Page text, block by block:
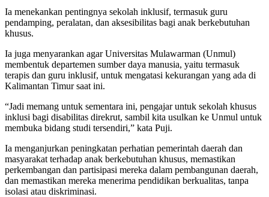
Ia menekankan pentingnya sekolah inklusif, termasuk guru
pendamping, peralatan, dan aksesibilitas bagi anak berkebutuhan
khusus.
Ia juga menyarankan agar Universitas Mulawarman (Unmul)
membentuk departemen sumber daya manusia, yaitu termasuk
terapis dan guru inklusif, untuk mengatasi kekurangan yang ada di
Kalimantan Timur saat ini.
“Jadi memang untuk sementara ini, pengajar untuk sekolah khusus
inklusi bagi disabilitas direkrut, sambil kita usulkan ke Unmul untuk
membuka bidang studi tersendiri,” kata Puji.
Ia menganjurkan peningkatan perhatian pemerintah daerah dan
masyarakat terhadap anak berkebutuhan khusus, memastikan
perkembangan dan partisipasi mereka dalam pembangunan daerah,
dan memastikan mereka menerima pendidikan berkualitas, tanpa
isolasi atau diskriminasi.